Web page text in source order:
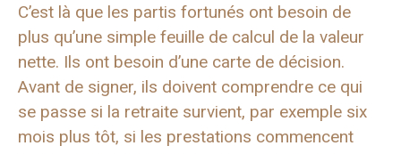
C’est là que les partis fortunés ont besoin de
plus qu’une simple feuille de calcul de la valeur
nette. Ils ont besoin d’une carte de décision.
Avant de signer, ils doivent comprendre ce qui
se passe si la retraite survient, par exemple six
mois plus tôt, si les prestations commencent